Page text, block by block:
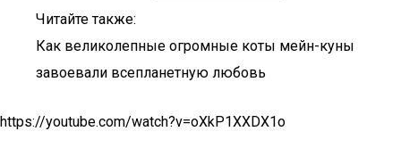
Читайте также:
Как великолепные огромные коты мейн-куны
завоевали всепланетную любовь
https://youtube.com/watch?v=oXkP1XXDX1o